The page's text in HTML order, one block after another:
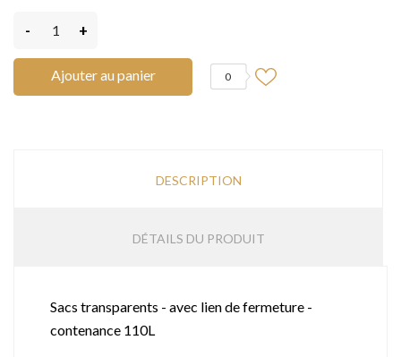
- +
Ajouter au panier 0
DESCRIPTION
DÉTAILS DU PRODUIT
Sacs transparents - avec lien de fermeture -
contenance 110L